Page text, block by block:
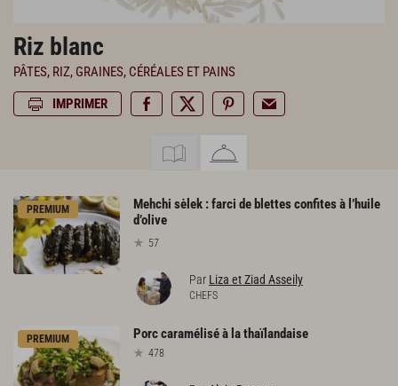
Riz blanc
PÂTES, RIZ, GRAINES, CÉRÉALES ET PAINS
IMPRIMER
PREMIUM
Mehchi sėlek : farci de blettes confites à l’huile
d’olive
57
Par Liza et Ziad Asseily
CHEFS
PREMIUM Porccaraméliséà lathaïlandaise
478